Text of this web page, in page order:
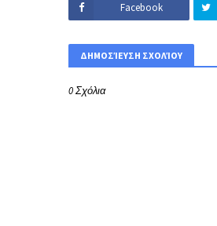
Facebook
ΔΗΜΟΣΊΕΥΣΗ ΣΧΟΛΊΟΥ
0 Σχόλια